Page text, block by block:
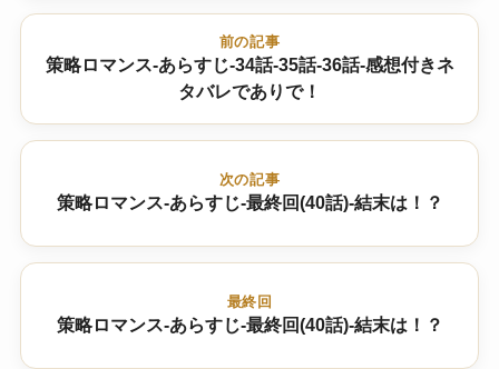
前の記事
策略ロマンス-あらすじ-34話-35話-36話-感想付きネ
タバレでありで！
次の記事
策略ロマンス-あらすじ-最終回(40話)-結末は！？
最終回
策略ロマンス-あらすじ-最終回(40話)-結末は！？